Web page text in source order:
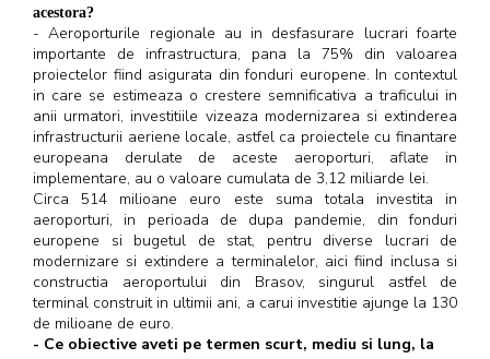
acestora?
- Aeroporturile regionale au in desfasurare lucrari foarte
importante de infrastructura, pana la 75% din valoarea
proiectelor fiind asigurata din fonduri europene. In contextul
in care se estimeaza o crestere semnificativa a traficului in
anii urmatori, investitiile vizeaza modernizarea si extinderea
infrastructurii aeriene locale, astfel ca proiectele cu finantare
europeana derulate de aceste aeroporturi, aflate in
implementare, au o valoare cumulata de 3,12 miliarde lei.
Circa 514 milioane euro este suma totala investita in
aeroporturi, in perioada de dupa pandemie, din fonduri
europene si bugetul de stat, pentru diverse lucrari de
modernizare si extindere a terminalelor, aici fiind inclusa si
constructia aeroportului din Brasov, singurul astfel de
terminal construit in ultimii ani, a carui investitie ajunge la 130
de milioane de euro.
- Ce obiective aveti pe termen scurt, mediu si lung, la